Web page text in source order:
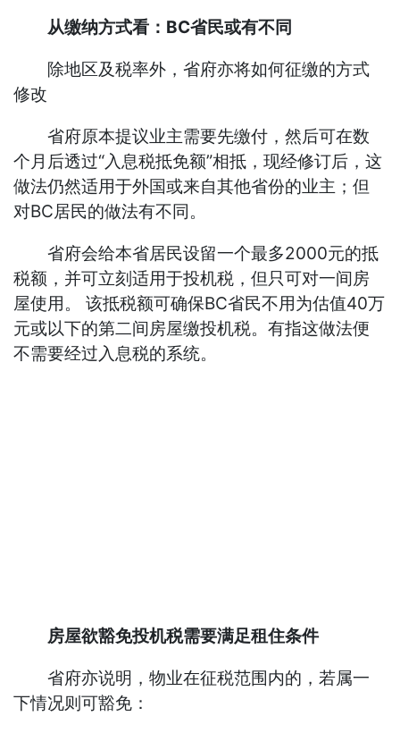
从缴纳方式看：BC省民或有不同
除地区及税率外，省府亦将如何征缴的方式
修改
省府原本提议业主需要先缴付，然后可在数
个月后透过“入息税抵免额”相抵，现经修订后，这
做法仍然适用于外国或来自其他省份的业主；但
对BC居民的做法有不同。
省府会给本省居民设留一个最多2000元的抵
税额，并可立刻适用于投机税，但只可对一间房
屋使用。 该抵税额可确保BC省民不用为估值40万
元或以下的第二间房屋缴投机税。有指这做法便
不需要经过入息税的系统。
房屋欲豁免投机税需要满足租住条件
省府亦说明，物业在征税范围内的，若属一
下情况则可豁免：